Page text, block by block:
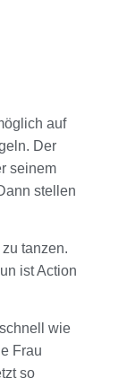
auf
Der
seinem
stellen
tanzen.
ist Action
wie
Frau
so